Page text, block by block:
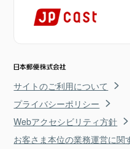
サイトのご利用について
プライバシーポリシー
Webアクセシビリティ方針
お客さま本位の業務運営に関